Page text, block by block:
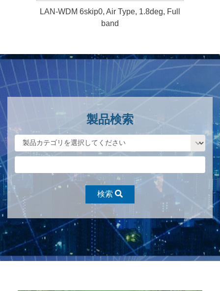
LAN-WDM 6skip0, Air Type, 1.8deg, Full
band
製品検索
検索